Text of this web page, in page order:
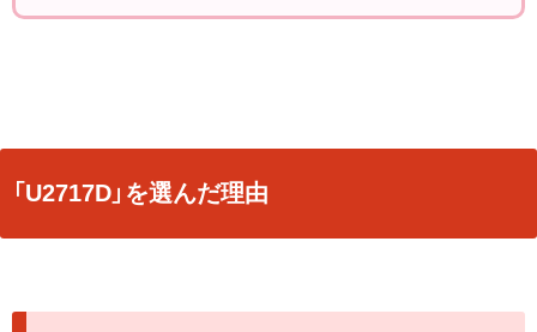
「U2717D」を選んだ理由